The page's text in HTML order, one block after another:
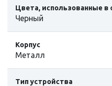
Цвета, использованные
Черный
Корпус
Металл
Тип устройства